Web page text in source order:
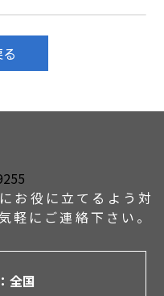
お役に立てるよう対
軽にご連絡下さい。
全国